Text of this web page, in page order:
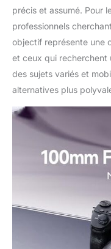
précis et assumé. Pour
professionnels
objectif représente une
et ceux qui
des sujets variés et
alternatives plus